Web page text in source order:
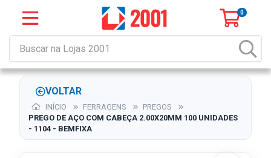
0
VOLTAR
INÍCIO FERRAGENS
PREGOS
PREGO DE AÇO COM CABEÇA 2.00X20MM 100 UNIDADES
- 1104 - BEMFIXA